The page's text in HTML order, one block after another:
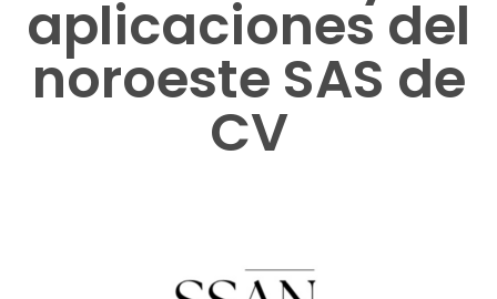
aplicaciones del
noroeste SAS de
CV